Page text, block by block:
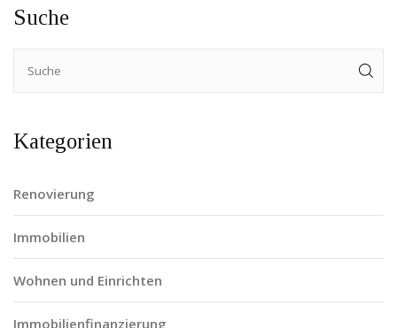
Suche
Kategorien
Renovierung
Immobilien
Wohnen und Einrichten
Immobilienfinanzierung